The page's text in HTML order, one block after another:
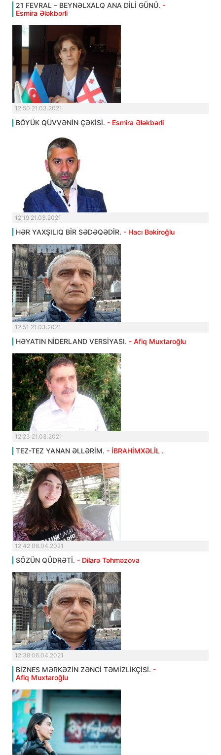
21 FEVRAL – BEYNƏLXALQ ANA DİLİ GÜNÜ. -
Esmira Ələkbərli
12:50 21.03.2021
BÖYÜK QÜVVƏNİN ÇƏKİSİ. - Esmira Ələkbərli
12:19 21.03.2021
HƏR YAXŞILIQ BİR SƏDƏQƏDİR. - Hacı Bəkiroğlu
12:51 21.03.2021
HƏYATIN NİDERLAND VERSİYASI. - Afiq Muxtaroğlu
12:23 21.03.2021
TEZ-TEZ YANAN ƏLLƏRİM. - İBRAHİMXƏLİL .
12:42 06.04.2021
SÖZÜN QÜDRƏTİ. - Dilarə Təhməzova
12:38 06.04.2021
BİZNES MƏRKƏZİN ZƏNCİ TƏMİZLİKÇİSİ. -
Afiq Muxtaroğlu